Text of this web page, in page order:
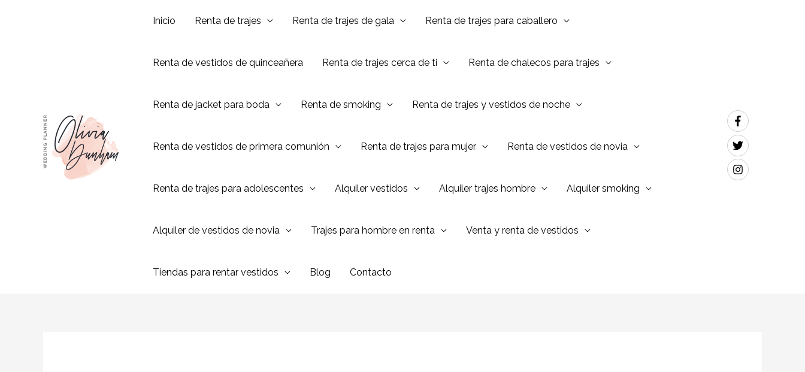
Inicio Renta de trajes Renta de trajes de gala Renta de trajes para caballero
Renta de vestidos de quinceañera Renta de trajes cerca de ti Renta de chalecos para trajes
Renta de jacket para boda Renta de smoking Renta de trajes y vestidos de noche
Renta de vestidos de primera comunión Renta de trajes para mujer Renta de vestidos de novia
Renta de trajes para adolescentes Alquiler vestidos Alquiler trajes hombre Alquiler smoking
Alquiler de vestidos de novia Trajes para hombre en renta Venta y renta de vestidos
Tiendas para rentar vestidos Blog Contacto